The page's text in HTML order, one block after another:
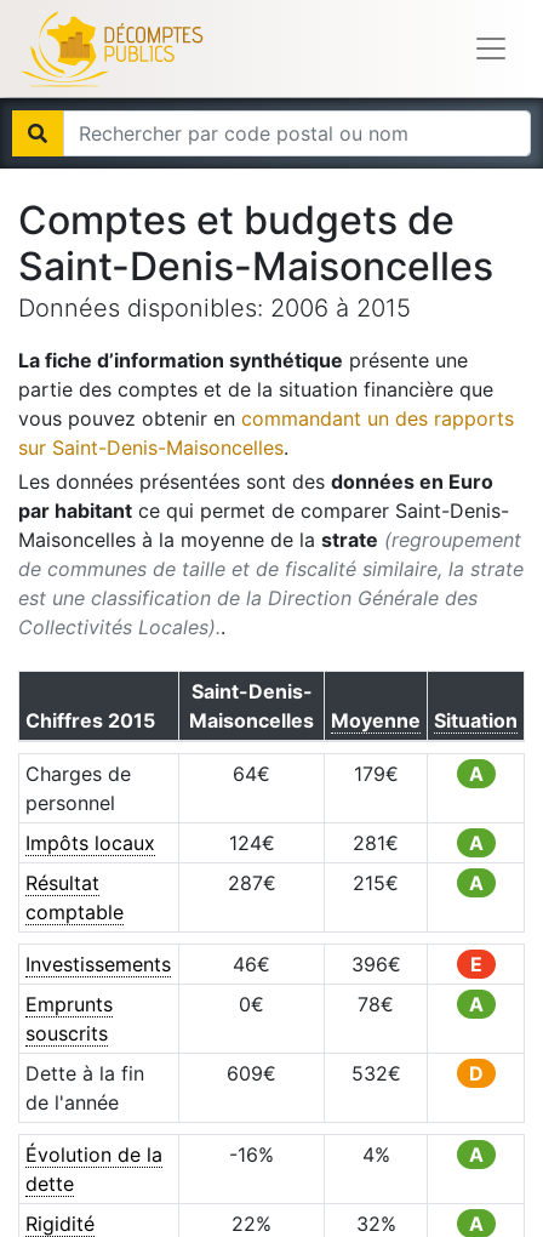
Comptes et budgets de
Saint-Denis-Maisoncelles
Données disponibles: 2006 à 2015
La fiche d’information synthétique présente une
partie des comptes et de la situation financière que
vous pouvez obtenir en commandant un des rapports
sur Saint-Denis-Maisoncelles.
Les données présentées sont des données en Euro
par habitant ce qui permet de comparer Saint-Denis-
Maisoncelles à la moyenne de la strate (regroupement
de communes de taille et de fiscalité similaire, la strate
est une classification de la Direction Générale des
Collectivités Locales)..
Chiffres 2015
Saint-Denis-
Maisoncelles
Moyenne Situation
Charges de
personnel
64€ 179€ A
Impôts locaux 124€ 281€
A
Résultat
comptable
287€ 215€ A
Investissements 46€ 396€
E
Emprunts
souscrits
0€ 78€ A
Dette à la fin
de l'année
609€ 532€ D
Évolution de la
dette
-16% 4% A
Rigidité
22% 32% A